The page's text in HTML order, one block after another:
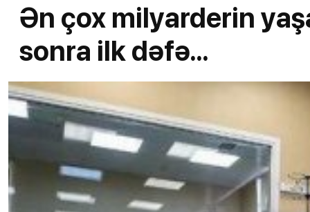
Ən çox milyarderin
sonra ilk dəfə...